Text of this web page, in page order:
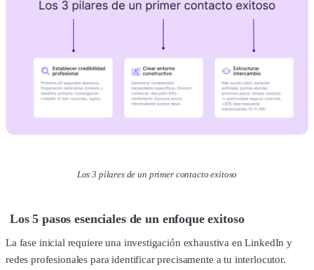
Los 3 pilares de un primer contacto exitoso
Los 5 pasos esenciales de un enfoque exitoso
La fase inicial requiere una investigación exhaustiva en LinkedIn y
redes profesionales para identificar precisamente a tu interlocutor.